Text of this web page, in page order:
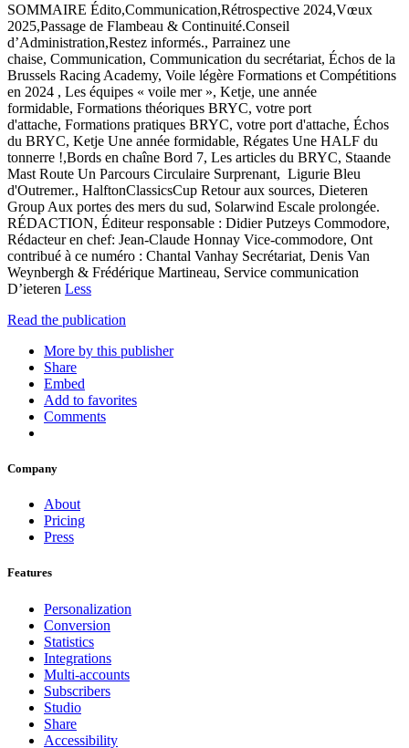
SOMMAIRE Édito,Communication,Rétrospective 2024,Vœux
2025,Passage de Flambeau & Continuité.Conseil
d’Administration,Restez informés., Parrainez une
chaise, Communication, Communication du secrétariat, Échos de la
Brussels Racing Academy, Voile légère Formations et Compétitions
en 2024 , Les équipes « voile mer », Ketje, une année
formidable, Formations théoriques BRYC, votre port
d'attache, Formations pratiques BRYC, votre port d'attache, Échos
du BRYC, Ketje Une année formidable, Régates Une HALF du
tonnerre !,Bords en chaîne Bord 7, Les articles du BRYC, Staande
Mast Route Un Parcours Circulaire Surprenant, Ligurie Bleu
d'Outremer., HalftonClassicsCup Retour aux sources, Dieteren
Group Aux portes des mers du sud, Solarwind Escale prolongée.
RÉDACTION, Éditeur responsable : Didier Putzeys Commodore,
Rédacteur en chef: Jean-Claude Honnay Vice-commodore, Ont
contribué à ce numéro : Chantal Vanhay Secrétariat, Denis Van
Weynbergh & Frédérique Martineau, Service communication
D’ieteren Less
Read the publication
More by this publisher
Share
Embed
Add to favorites
Comments
Company
About
Pricing
Press
Features
Personalization
Conversion
Statistics
Integrations
Multi-accounts
Subscribers
Studio
Share
Accessibility